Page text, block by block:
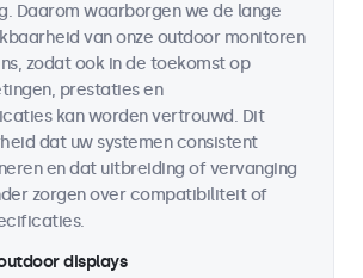
Daarom waarborgen we de lange
van onze outdoor monitoren
zodat ook in de toekomst op
prestaties en
kan worden vertrouwd. Dit
dat uw systemen consistent
en dat uitbreiding of vervanging
zorgen over compatibiliteit of
displays